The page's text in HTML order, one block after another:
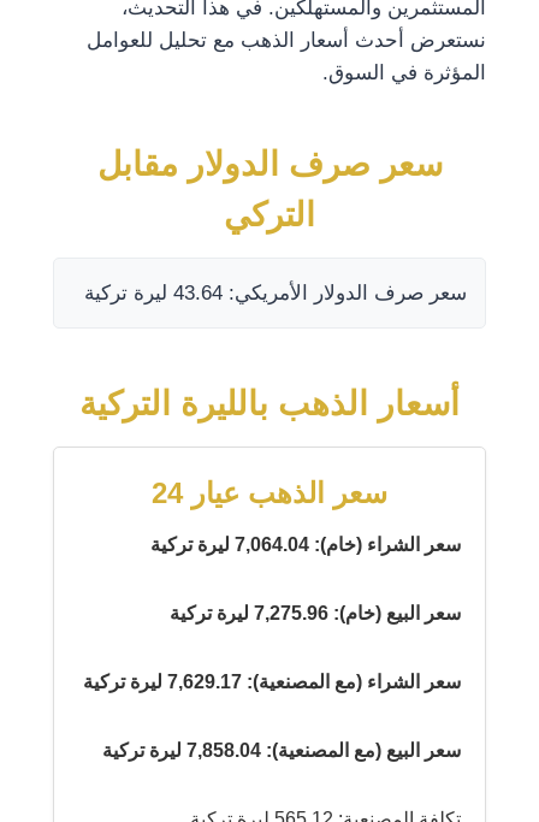
المستثمرين والمستهلكين. في هذا التحديث،
نستعرض أحدث أسعار الذهب مع تحليل للعوامل
المؤثرة في السوق.
سعر صرف الدولار مقابل
التركي
سعر صرف الدولار الأمريكي: 43.64 ليرة تركية
أسعار الذهب بالليرة التركية
سعر الذهب عيار 24
سعر الشراء (خام): 7,064.04 ليرة تركية
سعر البيع (خام): 7,275.96 ليرة تركية
سعر الشراء (مع المصنعية): 7,629.17 ليرة تركية
سعر البيع (مع المصنعية): 7,858.04 ليرة تركية